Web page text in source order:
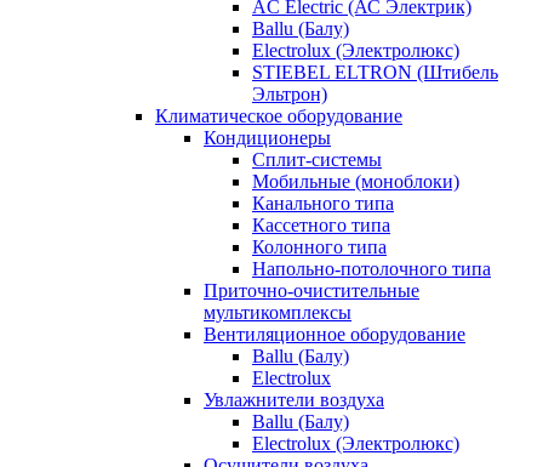
AC Electric (АС Электрик)
Ballu (Балу)
Electrolux (Электролюкс)
STIEBEL ELTRON (Штибель
Эльтрон)
Климатическое оборудование
Кондиционеры
Сплит-системы
Мобильные (моноблоки)
Канального типа
Кассетного типа
Колонного типа
Напольно-потолочного типа
Приточно-очистительные
мультикомплексы
Вентиляционное оборудование
Ballu (Балу)
Electrolux
Увлажнители воздуха
Ballu (Балу)
Electrolux (Электролюкс)